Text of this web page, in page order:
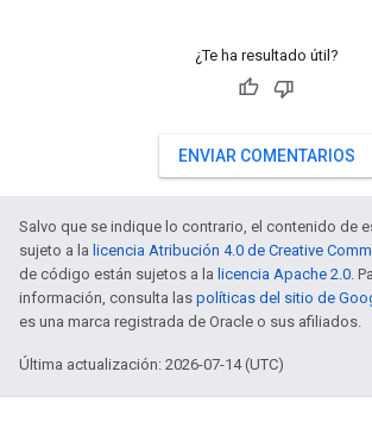
¿Te ha resultado útil?
ENVIAR COMENTARIOS
Salvo que se indique lo contrario, el contenido de
sujeto a la licencia Atribución 4.0 de Creative
de código están sujetos a la licencia Apache 2.0.
información, consulta las políticas del sitio de
es una marca registrada de Oracle o sus afiliados.
Última actualización: 2026-07-14 (UTC)